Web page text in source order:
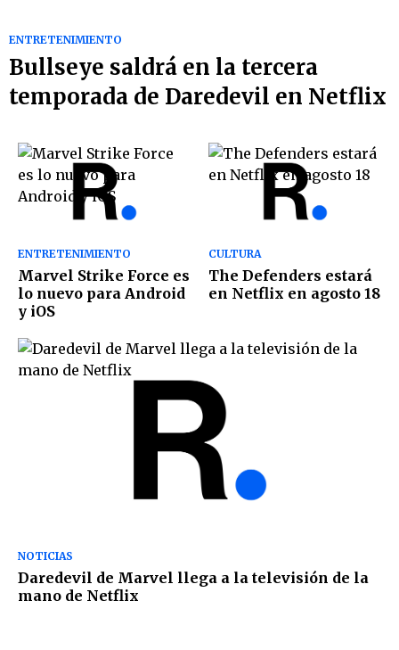
ENTRETENIMIENTO
Bullseye saldrá en la tercera
temporada de Daredevil en Netflix
ENTRETENIMIENTO
Marvel Strike Force es
lo nuevo para Android
y iOS
CULTURA
The Defenders estará
en Netflix en agosto 18
NOTICIAS
Daredevil de Marvel llega a la televisión de la
mano de Netflix